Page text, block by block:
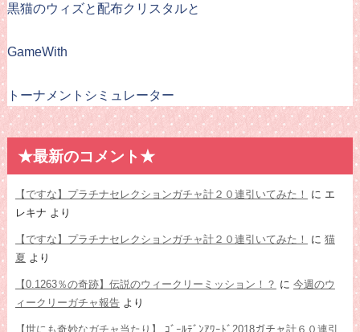
黒猫のウィズと配布クリスタルと
GameWith
トーナメントシミュレーター
★最新のコメント★
【ですな】プラチナセレクションガチャ計２０連引いてみた！ に エ
レキナ より
【ですな】プラチナセレクションガチャ計２０連引いてみた！ に 猫
夏 より
【0.1263％の奇跡】伝説のウィークリーミッション！？ に 今週のウ
ィークリーガチャ報告より
【世にも奇妙なガチャ当たり】 ｺﾞｰﾙﾃﾞﾝｱﾜｰﾄﾞ2018ガチャ計６０連引